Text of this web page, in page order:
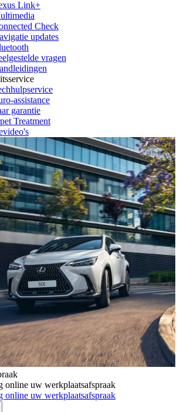
Link+
Check
updates
vragen
assistance
garantie
Treatment
online uw werkplaatsafspraak
online uw werkplaatsafspraak